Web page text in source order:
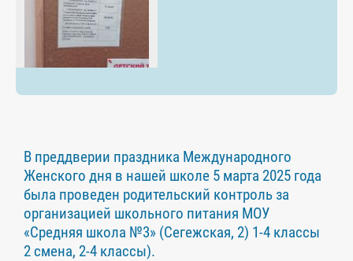
В преддверии праздника Международного
Женского дня в нашей школе 5 марта 2025 года
была проведен родительский контроль за
организацией школьного питания МОУ
«Средняя школа №3» (Сегежская, 2) 1-4 классы
2 смена, 2-4 классы).